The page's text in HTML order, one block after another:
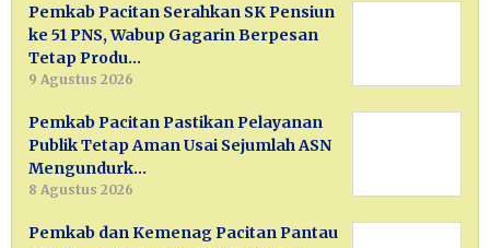
Pemkab Pacitan Serahkan SK Pensiun
ke 51 PNS, Wabup Gagarin Berpesan
Tetap Produ…
9 Agustus 2026
Pemkab Pacitan Pastikan Pelayanan
Publik Tetap Aman Usai Sejumlah ASN
Mengundurk…
8 Agustus 2026
Pemkab dan Kemenag Pacitan Pantau